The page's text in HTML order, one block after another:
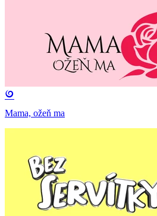
Mama, ožeň ma